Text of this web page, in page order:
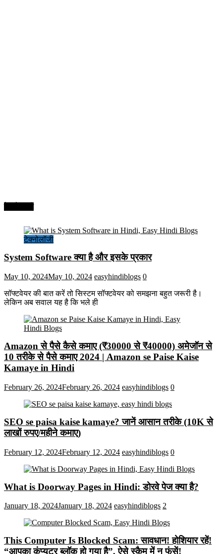
टेक्नोलॉजी
System Software क्या है और इसके प्रकार
May 10, 2024May 10, 2024 easyhindiblogs 0
सॉफ्टवेयर की बात करें तो सिस्टम सॉफ्टवेयर को समझना बहुत जरूरी है।
लेकिन अब सवाल यह है कि भले ही
Amazon से पैसे कैसे कमाए (₹30000 से ₹40000) अमेजॉन से
10 तरीके से पैसे कमाए 2024 | Amazon se Paise Kaise
Kamaye in Hindi
February 26, 2024February 26, 2024 easyhindiblogs 0
SEO se paisa kaise kamaye? जानें आसान तरीके (10K से
लाखों रुपए/महीने कमाए)
February 12, 2024February 12, 2024 easyhindiblogs 0
What is Doorway Pages in Hindi: डोरवे पेज क्या है?
January 18, 2024January 18, 2024 easyhindiblogs 2
This Computer Is Blocked Scam: सावधान! होशियार रहें!
“आपका कंप्यूटर ब्लॉक हो गया है”, ऐसे स्कैम में न फंसें!